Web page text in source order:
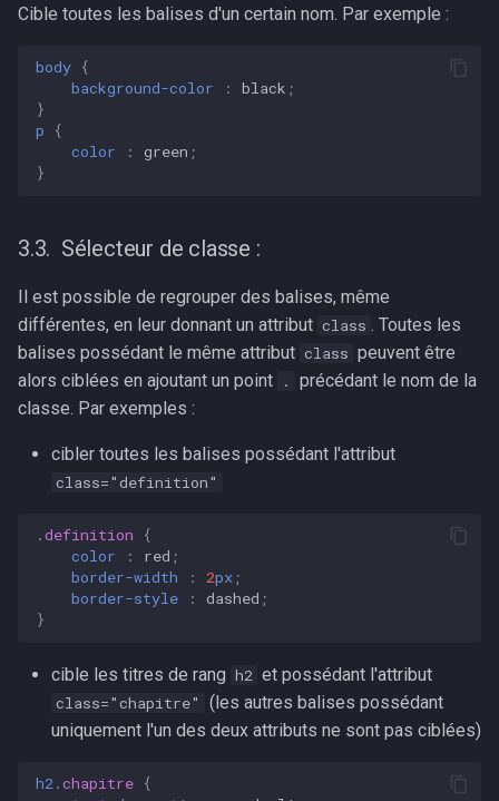
Cible toutes les balises d'un certain nom. Par exemple :
body {
background-color
: black ;
}
p
{
color
: green ;
}
Sélecteur de classe :
Il est possible de regrouper des balises, même
différentes, en leur donnant un attribut class . Toutes les
balises possédant le même attribut class peuvent être
alors ciblées en ajoutant un point
.
précédant le nom de la
classe. Par exemples :
cibler toutes les balises possédant l'attribut
class="definition"
.definition
{
color
: red ;
border-width
: 2px ;
border-style
: dashed ;
}
cible les titres de rang h2 et possédant l'attribut
class="chapitre"
(les autres balises possédant
uniquement l'un des deux attributs ne sont pas ciblées)
h2.chapitre {